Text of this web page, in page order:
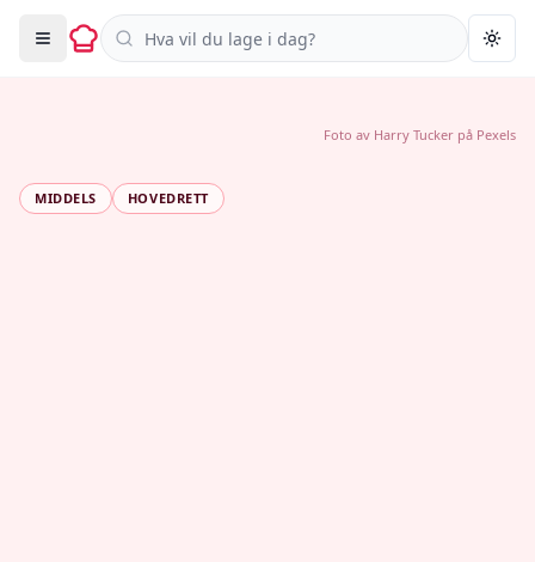
Søk i oppskrifter
MIDDELS HOVEDRETT
Foto av Harry Tucker på Pexels